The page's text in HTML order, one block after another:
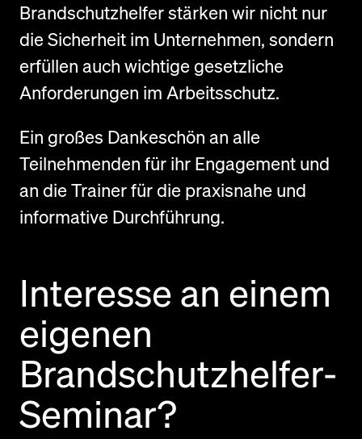
Brandschutzhelfer stärken wir nicht nur
die Sicherheit im Unternehmen, sondern
erfüllen auch wichtige gesetzliche
Anforderungen im Arbeitsschutz.
Ein großes Dankeschön an alle
Teilnehmenden für ihr Engagement und
an die Trainer für die praxisnahe und
informative Durchführung.
Interesse an einem
eigenen
Brandschutzhelfer-
Seminar?